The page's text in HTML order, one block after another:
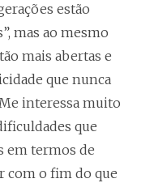
estão
mas ao mesmo
mais abertas e
que nunca
interessa muito
que
em termos de
com o fim do que